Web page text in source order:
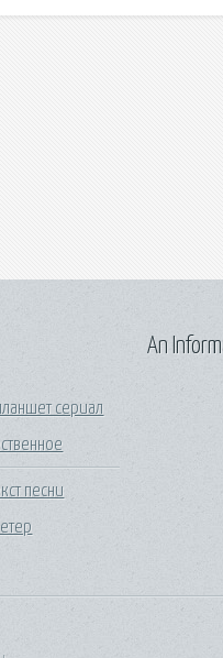
сериал
песни
An